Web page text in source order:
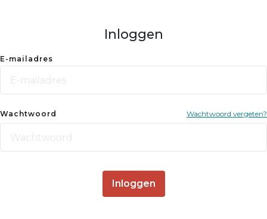
Inloggen
E-mailadres
Wachtwoord Wachtwoord vergeten?
Inloggen